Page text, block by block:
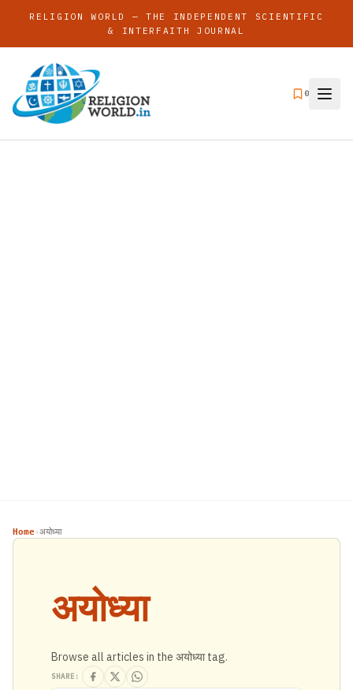
RELIGION WORLD — THE INDEPENDENT SCIENTIFIC
& INTERFAITH JOURNAL
0
Home›अयोध्या
अयोध्या
Browse all articles in the अयोध्या tag.
SHARE: